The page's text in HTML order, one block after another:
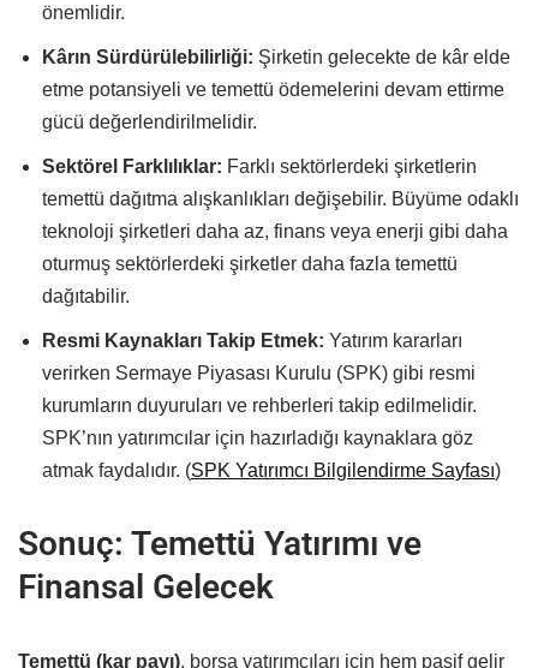
önemlidir.
Kârın Sürdürülebilirliği: Şirketin gelecekte de kâr elde
etme potansiyeli ve temettü ödemelerini devam ettirme
gücü değerlendirilmelidir.
Sektörel Farklılıklar: Farklı sektörlerdeki şirketlerin
temettü dağıtma alışkanlıkları değişebilir. Büyüme odaklı
teknoloji şirketleri daha az, finans veya enerji gibi daha
oturmuş sektörlerdeki şirketler daha fazla temettü
dağıtabilir.
Resmi Kaynakları Takip Etmek: Yatırım kararları
verirken Sermaye Piyasası Kurulu (SPK) gibi resmi
kurumların duyuruları ve rehberleri takip edilmelidir.
SPK’nın yatırımcılar için hazırladığı kaynaklara göz
atmak faydalıdır. (SPK Yatırımcı Bilgilendirme Sayfası)
Sonuç: Temettü Yatırımı ve
Finansal Gelecek
Temettü (kar payı), borsa yatırımcıları için hem pasif gelir